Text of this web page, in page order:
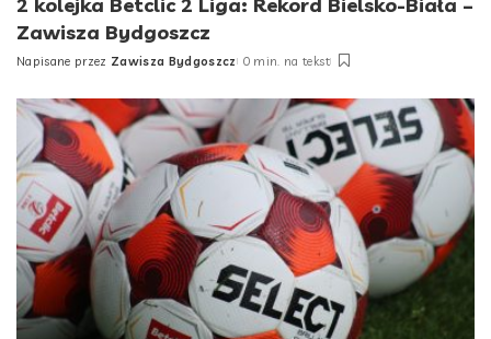
Zawisza Bydgoszcz
Napisane przez Zawisza Bydgoszcz 0 min. na tekst